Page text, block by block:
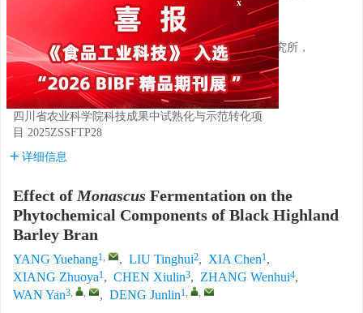
成都大学食品与生物工程学院，四川成都 610106
4.
西藏自治区农牧科学院农产品开发与食品科学研究所，
西藏拉萨 850000
基金项目:
四川省农业科学院-甘孜藏族自治州合作项目 2025
四川省农业科学院科技成果中试熟化与示范转化项
目 2025ZSSFTP28
详细信息
Effect of Monascus Fermentation on the
Phytochemical Components of Black Highland
Barley Bran
YANG Yuehang1, , LIU Tinghui2, XIA Chen1,
XIANG Zhuoya1, CHEN Xiulin3, ZHANG Wenhui4,
WAN Yan3, , , DENG Junlin1, ,